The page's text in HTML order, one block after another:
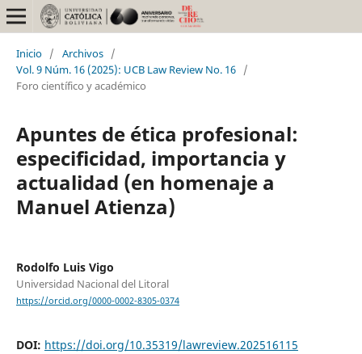
Inicio / Archivos /
Vol. 9 Núm. 16 (2025): UCB Law Review No. 16 /
Foro científico y académico
Apuntes de ética profesional:
especificidad, importancia y
actualidad (en homenaje a
Manuel Atienza)
Rodolfo Luis Vigo
Universidad Nacional del Litoral
https://orcid.org/0000-0002-8305-0374
DOI: https://doi.org/10.35319/lawreview.202516115